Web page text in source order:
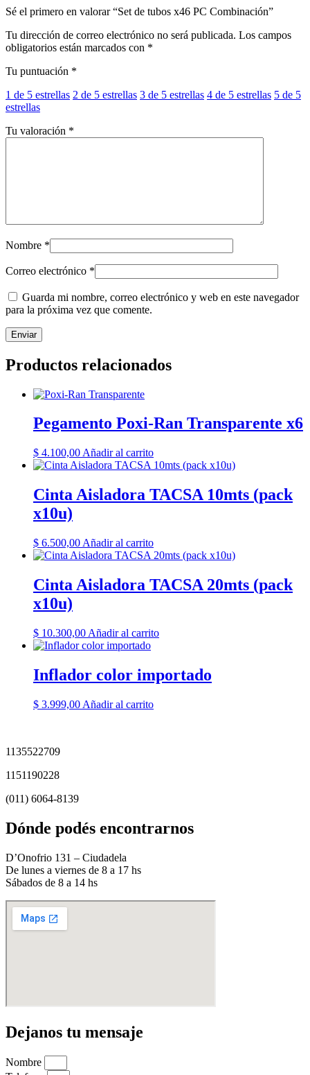
Sé el primero en valorar “Set de tubos x46 PC Combinación”
Tu dirección de correo electrónico no será publicada. Los campos
obligatorios están marcados con *
Tu puntuación *
1 de 5 estrellas 2 de 5 estrellas 3 de 5 estrellas 4 de 5 estrellas 5 de 5
estrellas
Tu valoración *
Nombre *
Correo electrónico *
Guarda mi nombre, correo electrónico y web en este navegador
para la próxima vez que comente.
Productos relacionados
Pegamento Poxi-Ran Transparente x6
$ 4.100,00 Añadir al carrito
Cinta Aisladora TACSA 10mts (pack
x10u)
$ 6.500,00 Añadir al carrito
Cinta Aisladora TACSA 20mts (pack
x10u)
$ 10.300,00 Añadir al carrito
Inflador color importado
$ 3.999,00 Añadir al carrito
1135522709
1151190228
(011) 6064-8139
Dónde podés encontrarnos
D’Onofrio 131 – Ciudadela
De lunes a viernes de 8 a 17 hs
Sábados de 8 a 14 hs
Dejanos tu mensaje
Nombre